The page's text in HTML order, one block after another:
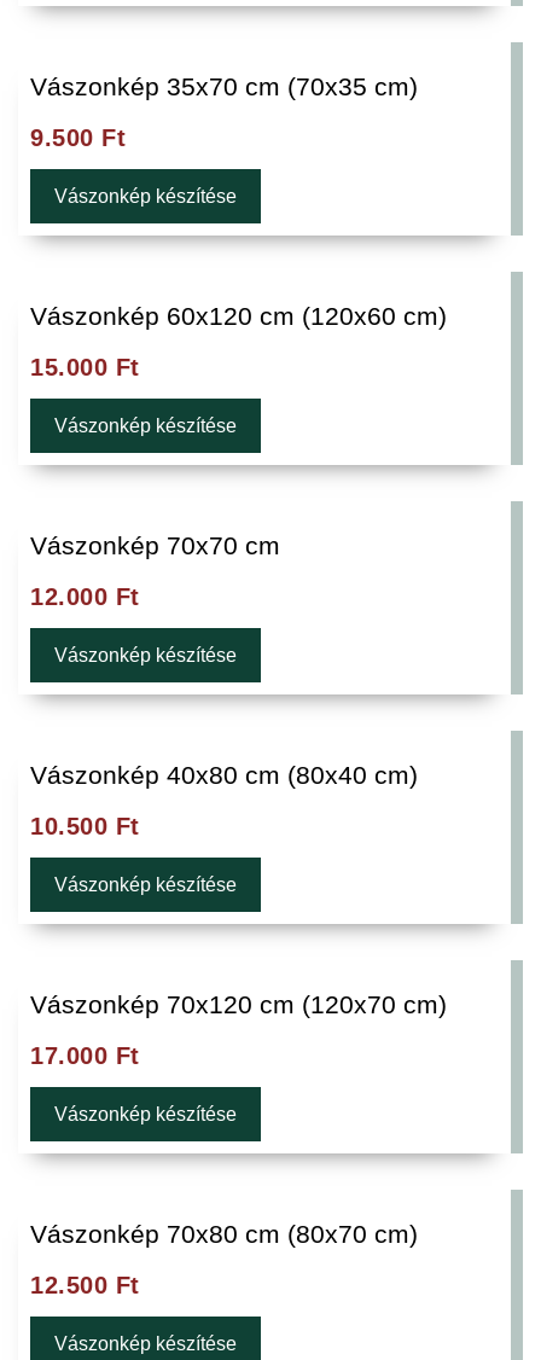
Vászonkép 35x70 cm (70x35 cm)
9.500 Ft
Vászonkép készítése
Vászonkép 60x120 cm (120x60 cm)
15.000 Ft
Vászonkép készítése
Vászonkép 70x70 cm
12.000 Ft
Vászonkép készítése
Vászonkép 40x80 cm (80x40 cm)
10.500 Ft
Vászonkép készítése
Vászonkép 70x120 cm (120x70 cm)
17.000 Ft
Vászonkép készítése
Vászonkép 70x80 cm (80x70 cm)
12.500 Ft
Vászonkép készítése